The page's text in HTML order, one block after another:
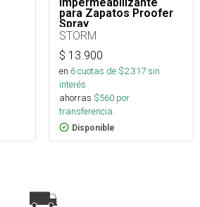
para Zapatos Proofer
Spray
STORM
$ 13.900
en 6cuotas de $2.317sin
interés
ahorras $560 por
transferencia.
Disponible